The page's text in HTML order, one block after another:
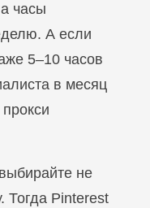
часы
А если
5–10 часов
в месяц
не
Тогда Pinterest